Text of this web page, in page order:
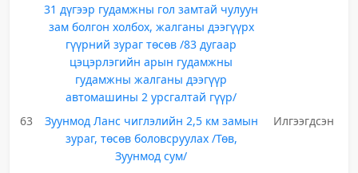
31 дүгээр гудамжны гол замтай чулуун
зам болгон холбох, жалганы дээгүүрх
гүүрний зураг төсөв /83 дугаар
цэцэрлэгийн арын гудамжны
гудамжны жалганы дээгүүр
автомашины 2 урсгалтай гүүр/
63
Зуунмод Ланс чиглэлийн 2,5 км замын
зураг, төсөв боловсруулах /Төв,
Зуунмод сум/
Илгээгдсэн